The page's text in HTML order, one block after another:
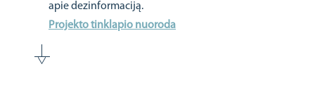
apie dezinformaciją.
Projekto tinklapio nuoroda